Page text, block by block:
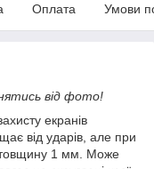
Оплата Умови
від фото!
екранів
від ударів, але при
товщину 1 мм. Може